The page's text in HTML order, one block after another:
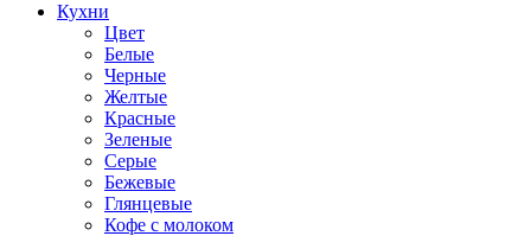
Кухни
Цвет
Белые
Черные
Желтые
Красные
Зеленые
Серые
Бежевые
Глянцевые
Кофе с молоком